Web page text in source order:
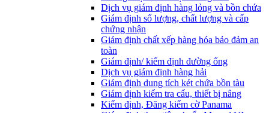
Dịch vụ giám định hàng lỏng và bồn chứa
Giám định số lượng, chất lượng và cấp
chứng nhận
Giám định chất xếp hàng hóa bảo đảm an
toàn
Giám định/ kiểm định đường ống
Dịch vụ giám định hàng hải
Giám định dung tích két chứa bồn tàu
Giám định kiểm tra cẩu, thiết bị nâng
Kiểm định, Đăng kiểm cờ Panama